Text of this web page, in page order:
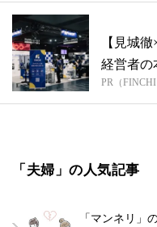
【見城
経営者の
PR（FINCHI
「夫婦」の人気記事
「マンネリ」